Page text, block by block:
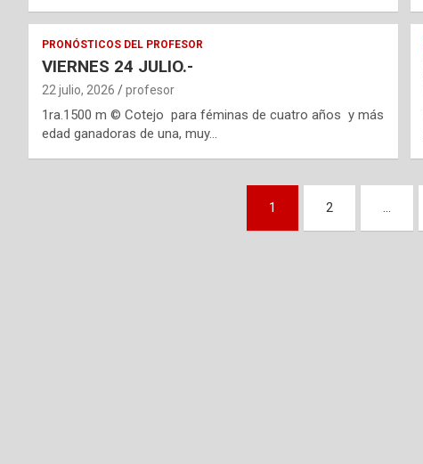
PRONÓSTICOS DEL PROFESOR
VIERNES 24 JULIO.-
22 julio, 2026 profesor
1ra.1500 m © Cotejo para féminas de cuatro años y más
edad ganadoras de una, muy…
1 2